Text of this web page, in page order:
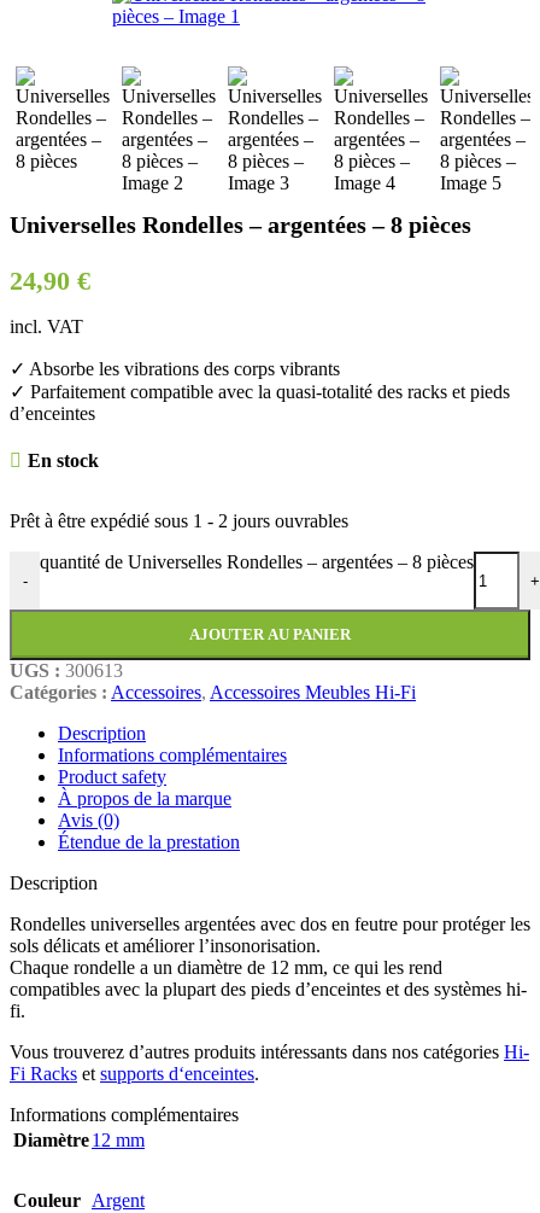
Universelles Rondelles – argentées – 8 pièces
24,90 €
incl. VAT
✓ Absorbe les vibrations des corps vibrants
✓ Parfaitement compatible avec la quasi-totalité des racks et pieds
d’enceintes
En stock
Prêt à être expédié sous 1 - 2 jours ouvrables
-
quantité de Universelles Rondelles – argentées – 8 pièces
+
AJOUTER AU PANIER
UGS : 300613
Catégories : Accessoires, Accessoires Meubles Hi-Fi
Description
Informations complémentaires
Product safety
À propos de la marque
Avis (0)
Étendue de la prestation
Description
Rondelles universelles argentées avec dos en feutre pour protéger les
sols délicats et améliorer l’insonorisation.
Chaque rondelle a un diamètre de 12 mm, ce qui les rend
compatibles avec la plupart des pieds d’enceintes et des systèmes hi-
fi.
Vous trouverez d’autres produits intéressants dans nos catégories Hi-
Fi Racks et supports d‘enceintes.
Informations complémentaires
Diamètre12 mm
Couleur Argent